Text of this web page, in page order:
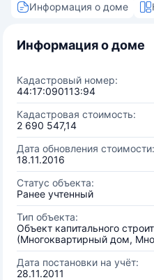
Информация о доме
Информация о доме
Кадастровый номер:
44:17:090113:94
Кадастровая стоимость:
2 690 547,14
Дата обновления стоимости:
18.11.2016
Статус объекта:
Ранее учтенный
Тип объекта:
Объект капитального
(Многоквартирный дом,
Дата постановки на учёт:
28.11.2011